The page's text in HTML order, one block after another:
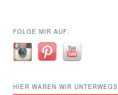
FOLGE MIR AUF:
HIER WAREN WIR UNTERWEGS